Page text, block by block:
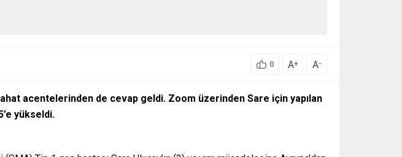
0 A+ A-
acentelerinden de cevap geldi. Zoom üzerinden Sare için yapılan
yükseldi.